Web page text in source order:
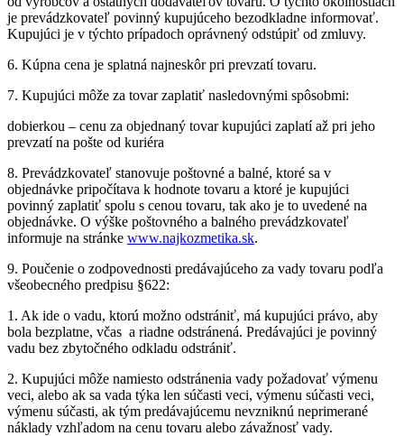
je prevádzkovateľ povinný kupujúceho bezodkladne informovať.
Kupujúci je v týchto prípadoch oprávnený odstúpiť od zmluvy.
6. Kúpna cena je splatná najneskôr pri prevzatí tovaru.
7. Kupujúci môže za tovar zaplatiť nasledovnými spôsobmi:
dobierkou – cenu za objednaný tovar kupujúci zaplatí až pri jeho
prevzatí na pošte od kuriéra
8. Prevádzkovateľ stanovuje poštovné a balné, ktoré sa v
objednávke pripočítava k hodnote tovaru a ktoré je kupujúci
povinný zaplatiť spolu s cenou tovaru, tak ako je to uvedené na
objednávke. O výške poštovného a balného prevádzkovateľ
informuje na stránke www.najkozmetika.sk.
9. Poučenie o zodpovednosti predávajúceho za vady tovaru podľa
všeobecného predpisu §622:
1. Ak ide o vadu, ktorú možno odstrániť, má kupujúci právo, aby
bola bezplatne, včas a riadne odstránená. Predávajúci je povinný
vadu bez zbytočného odkladu odstrániť.
2. Kupujúci môže namiesto odstránenia vady požadovať výmenu
veci, alebo ak sa vada týka len súčasti veci, výmenu súčasti veci,
výmenu súčasti, ak tým predávajúcemu nevzniknú neprimerané
náklady vzhľadom na cenu tovaru alebo závažnosť vady.